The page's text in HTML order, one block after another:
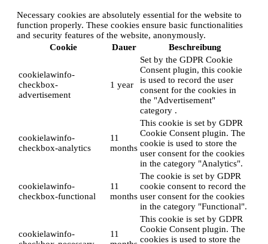
Necessary cookies are absolutely essential for the website to
function properly. These cookies ensure basic functionalities
and security features of the website, anonymously.
Cookie
Dauer Beschreibung
cookielawinfo-
checkbox-
advertisement
1 year
Set by the GDPR Cookie
Consent plugin, this cookie
is used to record the user
consent for the cookies in
the "Advertisement"
category .
cookielawinfo-
checkbox-analytics
11
months
This cookie is set by GDPR
Cookie Consent plugin. The
cookie is used to store the
user consent for the cookies
in the category "Analytics".
cookielawinfo-
checkbox-functional
11
months
The cookie is set by GDPR
cookie consent to record the
user consent for the cookies
in the category "Functional".
cookielawinfo-
11
This cookie is set by GDPR
Cookie Consent plugin. The
cookies is used to store the